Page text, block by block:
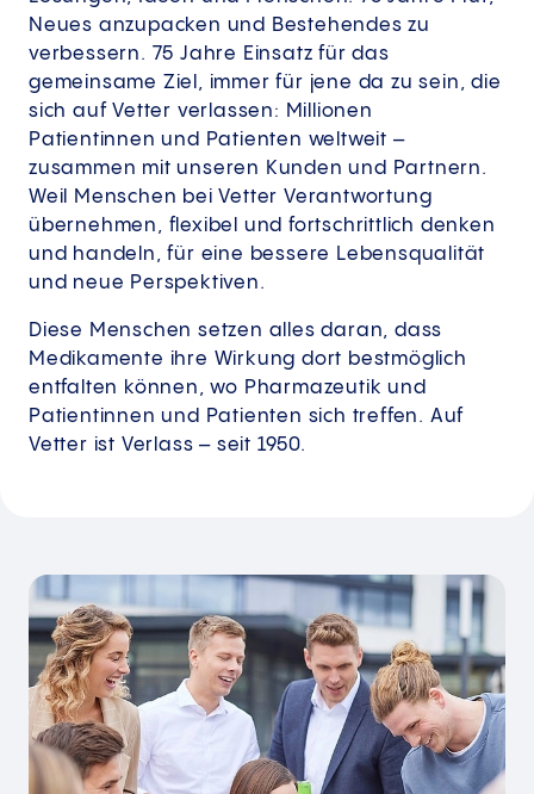
Neues anzupacken und Bestehendes zu
verbessern. 75 Jahre Einsatz für das
gemeinsame Ziel, immer für jene da zu sein, die
sich auf Vetter verlassen: Millionen
Patientinnen und Patienten weltweit –
zusammen mit unseren Kunden und Partnern.
Weil Menschen bei Vetter Verantwortung
übernehmen, flexibel und fortschrittlich denken
und handeln, für eine bessere Lebensqualität
und neue Perspektiven.
Diese Menschen setzen alles daran, dass
Medikamente ihre Wirkung dort bestmöglich
entfalten können, wo Pharmazeutik und
Patientinnen und Patienten sich treffen. Auf
Vetter ist Verlass – seit 1950.